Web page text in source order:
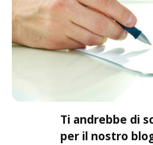
Ti andrebbe di
per il nostro